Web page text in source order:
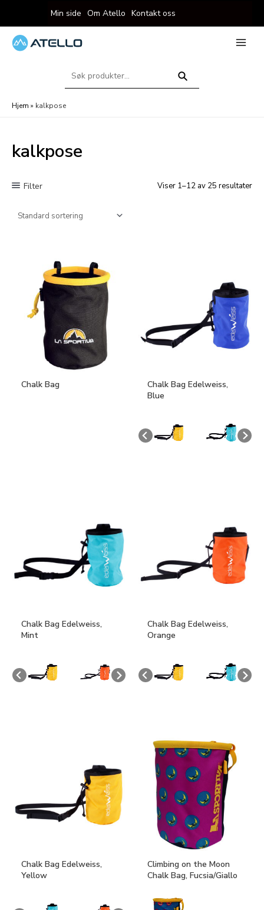
til
innholdet
Min side Om Atello Kontakt oss
Søk
Hjem » kalkpose
kalkpose
Filter Viser 1–12 av 25 resultater
Chalk Bag
Chalk Bag Edelweiss,
Blue
Chalk Bag Edelweiss,
Mint
Chalk Bag Edelweiss,
Orange
Chalk Bag Edelweiss,
Yellow
Climbing on the Moon
Chalk Bag, Fucsia/Giallo